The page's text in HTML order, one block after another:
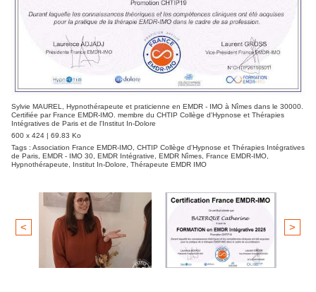
Sylvie MAUREL, Hypnothérapeute et praticienne en EMDR - IMO à Nîmes dans le 30000.
Certifiée par France EMDR-IMO. membre du CHTIP Collège d'Hypnose et Thérapies
Intégratives de Paris et de l'Institut In-Dolore
600 x 424 | 69.83 Ko
Tags : Association France EMDR-IMO CHTIP Collège d'Hypnose et Thérapies Intégratives
de Paris EMDR - IMO 30 EMDR Intégrative EMDR Nîmes France EMDR-IMO
Hypnothérapeute
Institut In-Dolore Thérapeute EMDR IMO
< >